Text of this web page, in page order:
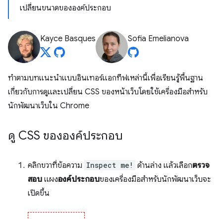
เปลี่ยนขนาดขององค์ประกอบ
Kayce Basques Sofia Emelianova
ทำตามบทแนะนำแบบอินเทอร์แอกทีฟเหล่านี้เพื่อเรียนรู้พื้นฐาน
เกี่ยวกับการดูและเปลี่ยน CSS ของหน้าเว็บโดยใช้เครื่องมือสำหรับ
นักพัฒนาเว็บใน Chrome
ดู CSS ขององค์ประกอบ
คลิกขวาที่ข้อความ Inspect me! ด้านล่าง แล้วเลือกตรวจ
สอบ แผงองค์ประกอบของเครื่องมือสำหรับนักพัฒนาเว็บจะ
เปิดขึ้น